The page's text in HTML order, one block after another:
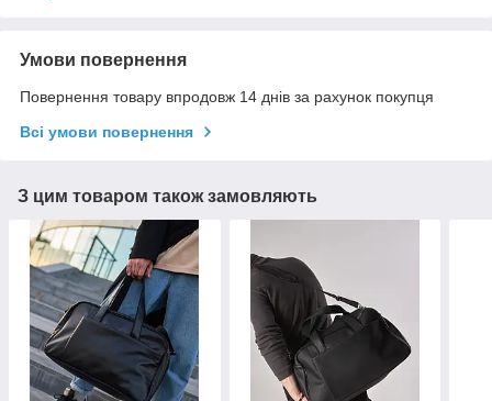
Умови повернення
Повернення товару впродовж 14 днів за рахунок покупця
Всі умови повернення
З цим товаром також замовляють